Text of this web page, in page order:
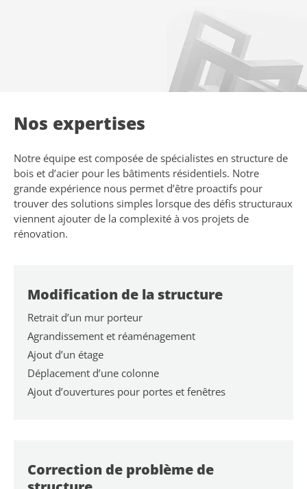
Nos expertises
Notre équipe est composée de spécialistes en structure de
bois et d’acier pour les bâtiments résidentiels. Notre
grande expérience nous permet d’être proactifs pour
trouver des solutions simples lorsque des défis structuraux
viennent ajouter de la complexité à vos projets de
rénovation.
Modification de la structure
Retrait d’un mur porteur
Agrandissement et réaménagement
Ajout d’un étage
Déplacement d’une colonne
Ajout d’ouvertures pour portes et fenêtres
Correction de problème de